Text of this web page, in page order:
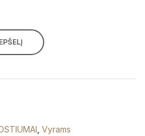
, Vyrams